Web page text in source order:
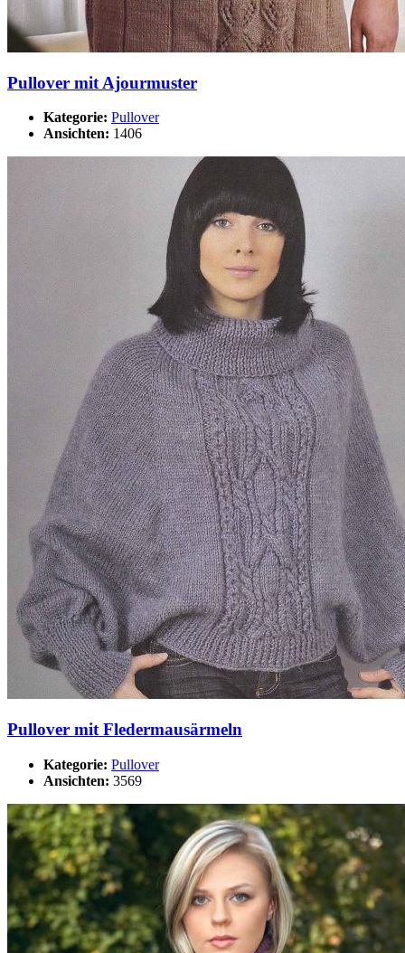
Pullover mit Ajourmuster
Kategorie: Pullover
Ansichten: 1406
Pullover mit Fledermausärmeln
Kategorie: Pullover
Ansichten: 3569